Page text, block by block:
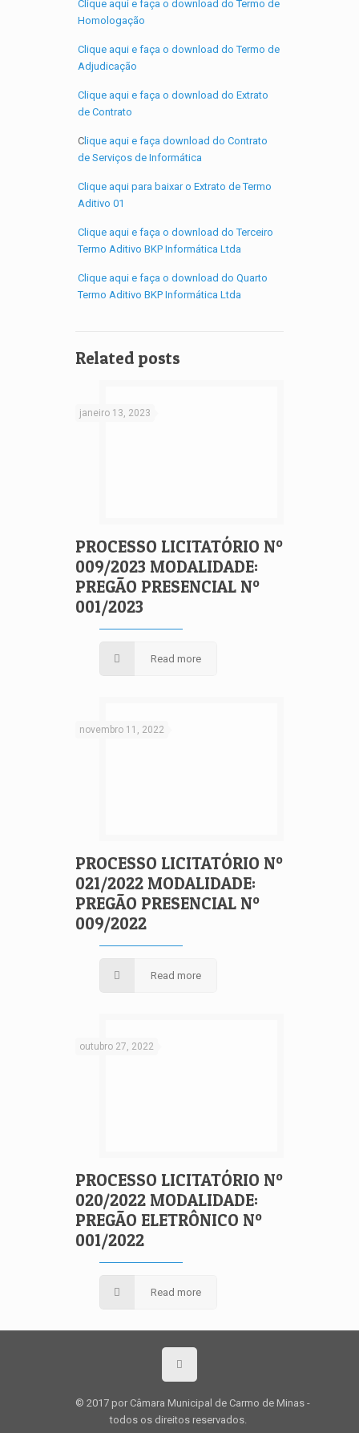
Clique aqui e faça o download do Termo de
Homologação
Clique aqui e faça o download do Termo de
Adjudicação
Clique aqui e faça o download do Extrato
de Contrato
Clique aqui e faça download do Contrato
de Serviços de Informática
Clique aqui para baixar o Extrato de Termo
Aditivo 01
Clique aqui e faça o download do Terceiro
Termo Aditivo BKP Informática Ltda
Clique aqui e faça o download do Quarto
Termo Aditivo BKP Informática Ltda
Related posts
janeiro 13, 2023
PROCESSO LICITATÓRIO Nº
009/2023 MODALIDADE:
PREGÃO PRESENCIAL Nº
001/2023
Read more
novembro 11, 2022
PROCESSO LICITATÓRIO Nº
021/2022 MODALIDADE:
PREGÃO PRESENCIAL Nº
009/2022
Read more
outubro 27, 2022
PROCESSO LICITATÓRIO Nº
020/2022 MODALIDADE:
PREGÃO ELETRÔNICO Nº
001/2022
Read more
© 2017 por Câmara Municipal de Carmo de Minas ­
todos os direitos reservados.